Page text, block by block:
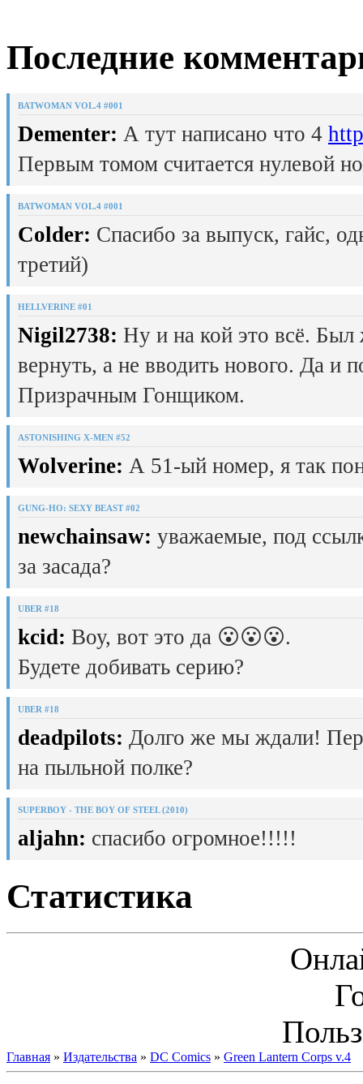
Последние
BATWOMAN VOL.4 #001
Dementer: А тут написано что 4
Первым томом считается нулевой
BATWOMAN VOL.4 #001
Colder: Спасибо за выпуск, гайс,
третий)
HELLVERINE #01
Nigil2738: Ну и на кой это всё.
вернуть, а не вводить нового. Да и
Призрачным Гонщиком.
ASTONISHING X-MEN #52
Wolverine: А 51-ый номер, я так
GUNG-HO: SEXY BEAST #02
newchainsaw: уважаемые, под
за засада?
UBER #18
kcid: Воу, вот это да 😮😮😮.
Будете добивать серию?
UBER #18
deadpilots: Долго же мы ждали!
на пыльной полке?
SUPERBOY - THE BOY OF STEEL (2010)
aljahn: спасибо огромное!!!!!
Статистика
Главная » Издательства » DC Comics » Green Lantern Corps v.4